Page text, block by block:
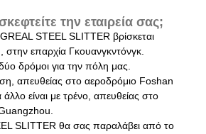
την εταιρεία σας;
STEEL SLITTER βρίσκεται
επαρχία Γκουανγκντόνγκ.
δρόμοι για την πόλη μας.
απευθείας στο αεροδρόμιο Foshan
είναι με τρένο, απευθείας στο
SLITTER θα σας παραλάβει από το